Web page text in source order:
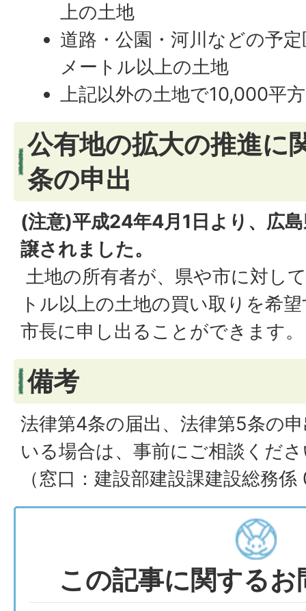
上の土地
道路・公園・河川などの予
メートル以上の土地
上記以外の土地で10,000平
公有地の拡大の推進に
条の申出
(注意)平成24年4月1日より、広
譲されました。
土地の所有者が、県や市に対し
トル以上の土地の買い取りを希
市長に申し出ることができます。
備考
法律第4条の届出、法律第5条の
いる場合は、事前にご相談くだ
（窓口：建設部建設課建設総務
この記事に関する